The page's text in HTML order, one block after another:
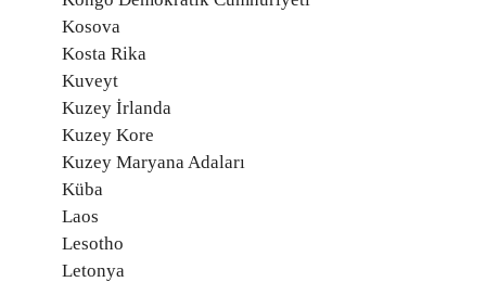
Kosova
Kosta Rika
Kuveyt
Kuzey İrlanda
Kuzey Kore
Kuzey Maryana Adaları
Küba
Laos
Lesotho
Letonya